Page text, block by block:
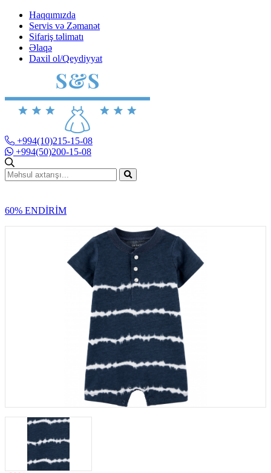
Haqqımızda
Servis və Zəmanət
Sifariş təlimatı
Əlaqə
Daxil ol/Qeydiyyat
+994(10)215-15-08
+994(50)200-15-08
60% ENDİRİM